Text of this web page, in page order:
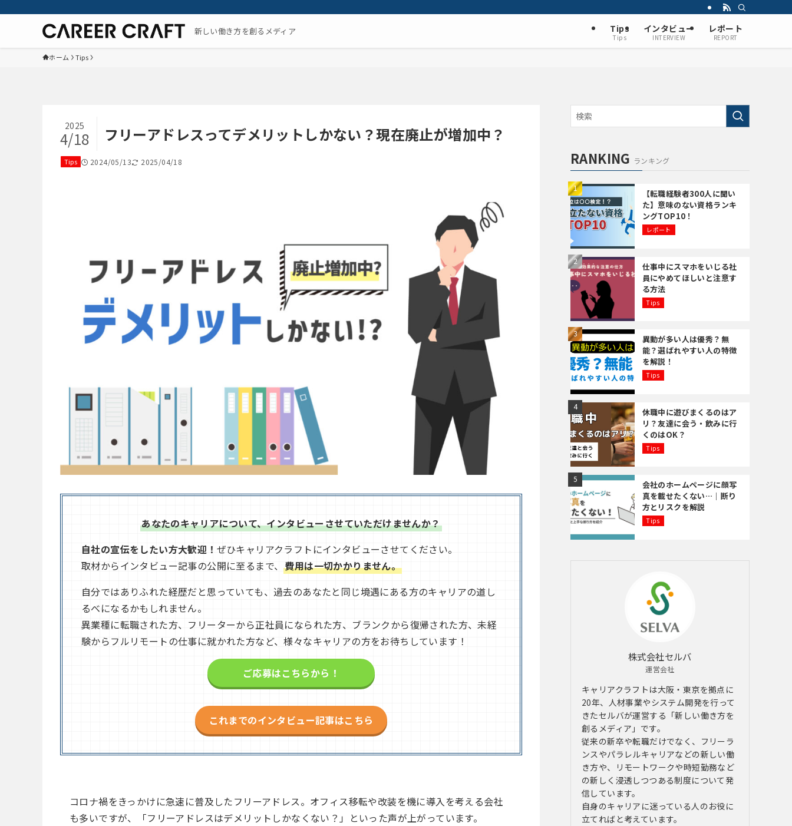
新しい働き方を創るメディア Tips
Tips
インタビュー
INTERVIEW
レポート
REPORT
ホーム Tips
フリーアドレスってデメリットしかない？現在廃止が増加中？
2025
4/18
Tips 2024/05/13 2025/04/18
あなたのキャリアについて、インタビューさせていただけませんか？
自社の宣伝をしたい方大歓迎！ ぜひキャリアクラフトにインタビューさせてください。
取材からインタビュー記事の公開に至るまで、費用は一切かかりません。
自分ではありふれた経歴だと思っていても、過去のあなたと同じ境遇にある方のキャリアの道し
るべになるかもしれません。
異業種に転職された方、フリーターから正社員になられた方、ブランクから復帰された方、未経
験からフルリモートの仕事に就かれた方など、様々なキャリアの方をお待ちしています！
ご応募はこちらから！
これまでのインタビュー記事はこちら
コロナ禍をきっかけに急速に普及したフリーアドレス。オフィス移転や改装を機に導入を考える会社
も多いですが、「フリーアドレスはデメリットしかなくない？」といった声が上がっています。
RANKING ランキング
【転職経験者300人に聞い
た】意味のない資格ランキ
ングTOP10！
レポート
仕事中にスマホをいじる社
員にやめてほしいと注意す
る方法
Tips
異動が多い人は優秀？無
能？選ばれやすい人の特徴
を解説！
Tips
休職中に遊びまくるのはア
リ？友達に会う・飲みに行
くのはOK？
Tips
会社のホームページに顔写
真を載せたくない…｜断り
方とリスクを解説
Tips
株式会社セルバ
運営会社
キャリアクラフトは大阪・東京を拠点に
20年、人材事業やシステム開発を行って
きたセルバが運営する「新しい働き方を
創るメディア」です。
従来の新卒や転職だけでなく、フリーラ
ンスやパラレルキャリアなどの新しい働
き方や、リモートワークや時短勤務など
の新しく浸透しつつある制度について発
信しています。
自身のキャリアに迷っている人のお役に
立てればと考えています。